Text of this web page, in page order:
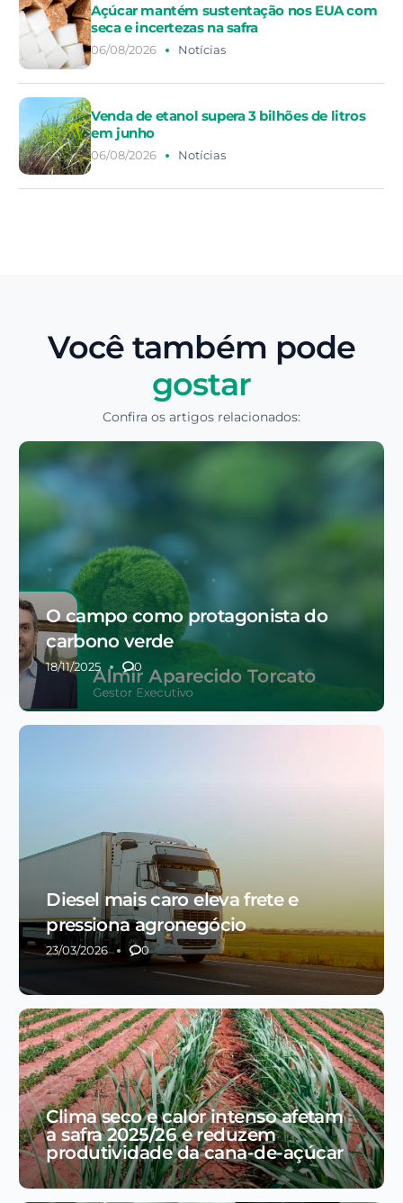
Açúcar mantém sustentação nos EUA com
seca e incertezas na safra
06/08/2026 Notícias
Venda de etanol supera 3 bilhões de litros
em junho
06/08/2026 Notícias
Você também pode
gostar
Confira os artigos relacionados:
O campo como protagonista do
carbono verde
18/11/2025 0
Diesel mais caro eleva frete e
pressiona agronegócio
23/03/2026 0
Clima seco e calor intenso afetam
a safra 2025/26 e reduzem
produtividade da cana-de-açúcar